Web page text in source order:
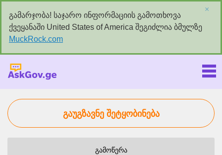
გამარჯობა! საჯარო ინფორმაციის გამოთხოვა
ქვეყანაში United States of America შეგიძლია ბმულზე
MuckRock.com
×
გაუგზავნე შეტყობინება
გამოწერა